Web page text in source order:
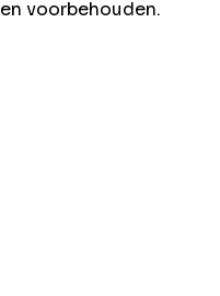
voorbehouden.